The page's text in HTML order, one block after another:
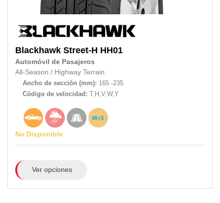
Blackhawk Street-H HH01
Automóvil de Pasajeros
All-Season / Highway Terrain
Ancho de sección (mm): 165 -235
Código de velocidad: T,H,V,W,Y
No Disponible
Ver opciones